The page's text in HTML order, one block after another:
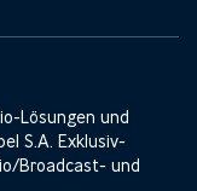
Lösungen und
S.A. Exklusiv-
Broadcast- und